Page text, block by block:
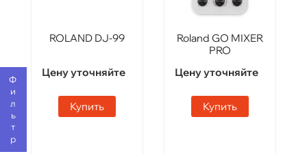
Фильтр
ROLAND DJ-99
Цену уточняйте
Купить
Roland GO MIXER
PRO
Цену уточняйте
Купить